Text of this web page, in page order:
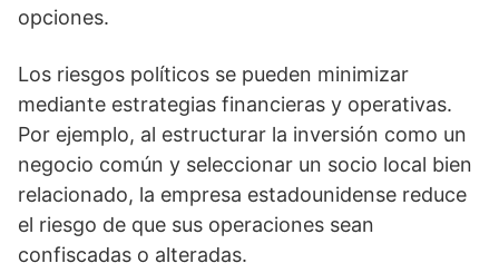
opciones.
Los riesgos políticos se pueden minimizar
mediante estrategias financieras y operativas.
Por ejemplo, al estructurar la inversión como un
negocio común y seleccionar un socio local bien
relacionado, la empresa estadounidense reduce
el riesgo de que sus operaciones sean
confiscadas o alteradas.